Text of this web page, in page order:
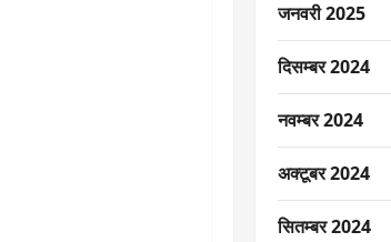
जनवरी 2025
दिसम्बर 2024
नवम्बर 2024
अक्टूबर 2024
सितम्बर 2024